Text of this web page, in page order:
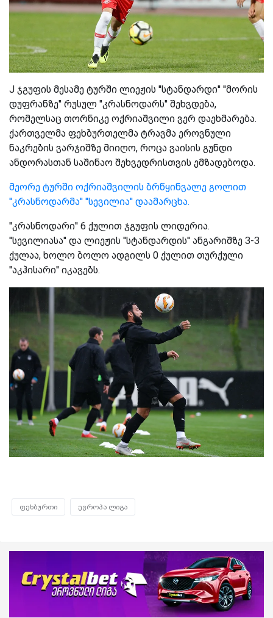
J ჯგუფის მესამე ტურში ლიეჟის ''სტანდარდი'' ''მორის
დუფრანზე'' რუსულ ''კრასნოდარს'' შეხვდება,
რომელსაც თორნიკე ოქრიაშვილი ვერ დაეხმარება.
ქართველმა ფეხბურთელმა ტრავმა ეროვნული
ნაკრების ვარჯიშზე მიიღო, როცა ვაისის გუნდი
ანდორასთან საშინაო შეხვედრისთვის ემზადებოდა.
მეორე ტურში ოქრიაშვილის ბრწყინვალე გოლით
''კრასნოდარმა'' ''სევილია'' დაამარცხა.
''კრასნოდარი'' 6 ქულით ჯგუფის ლიდერია.
''სევილიასა'' და ლიეჟის ''სტანდარდის'' ანგარიშზე 3-3
ქულაა, ხოლო ბოლო ადგილს 0 ქულით თურქული
''აკჰისარი'' იკავებს.
ფეხბურთი ევროპა ლიგა